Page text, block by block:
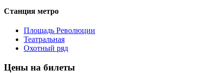
Станция метро
Площадь Революции
Театральная
Охотный ряд
Цены на билеты